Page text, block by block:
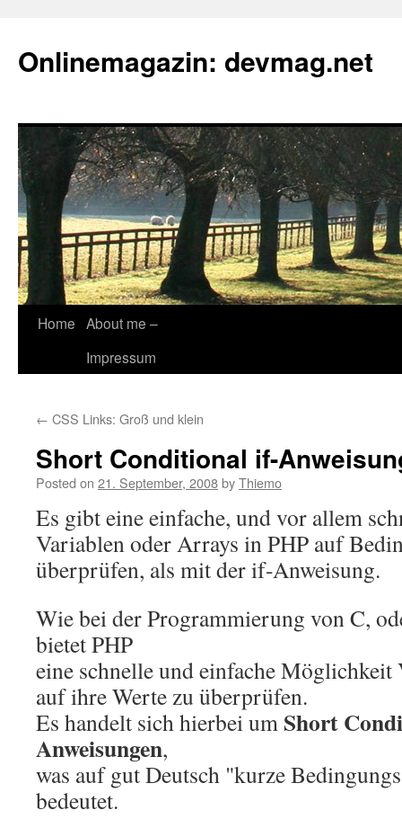
Onlinemagazin: devmag.net
Skip
Home About me –
Impressum
← CSS Links: Groß und klein
Short Conditional if-
Posted on 21. September, 2008byThiemo
Es gibt eine einfache, und vor allem
Variablen oder Arrays in PHP auf
überprüfen, als mit der if-Anweisung.
Wie bei der Programmierung von C,
bietet PHP
eine schnelle und einfache
auf ihre Werte zu überprüfen.
Es handelt sich hierbei um Short
Anweisungen,
was auf gut Deutsch "kurze
bedeutet.